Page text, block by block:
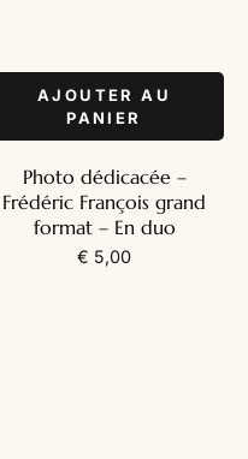
AJOUTER AU
PANIER
Photo dédicacée –
Frédéric François grand
format – En duo
€ 5,00